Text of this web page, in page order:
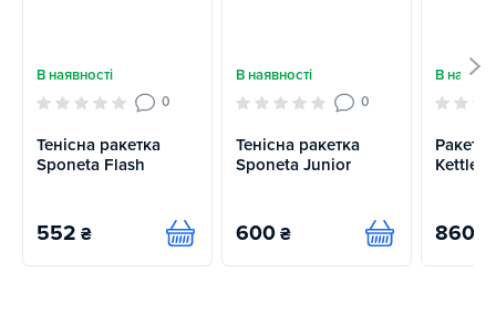
В наявності
0
Тенісна ракетка
Sponeta Flash
552 ₴ Купити
В наявності
0
Тенісна ракетка
Sponeta Junior
600 ₴ Купити
В
Kettler
860